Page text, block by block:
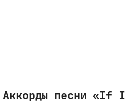
Аккорды песни «If I